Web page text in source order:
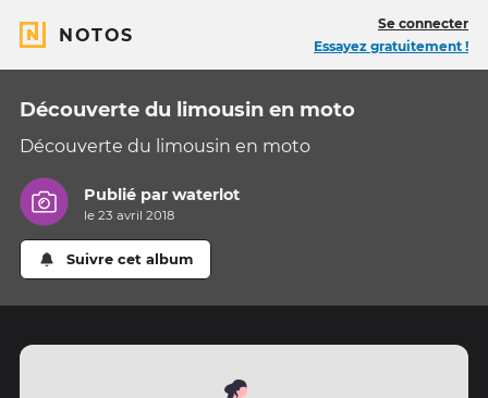
NOTOS
Se connecter
Essayez gratuitement !
Découverte du limousin en moto
Découverte du limousin en moto
Publié parwaterlot
le 23 avril 2018
Suivre cet album